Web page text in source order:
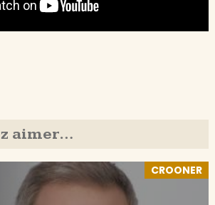
aimer…
CROONER